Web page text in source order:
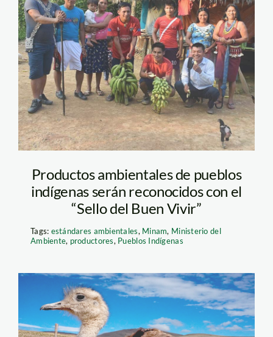
Productores-de-la-
comunidad-nativa-
Candungos
Productos ambientales de pueblos
indígenas serán reconocidos con el
“Sello del Buen Vivir”
Tags: estándares ambientales, Minam, Ministerio del
Ambiente, productores, Pueblos Indígenas
suri—serfor